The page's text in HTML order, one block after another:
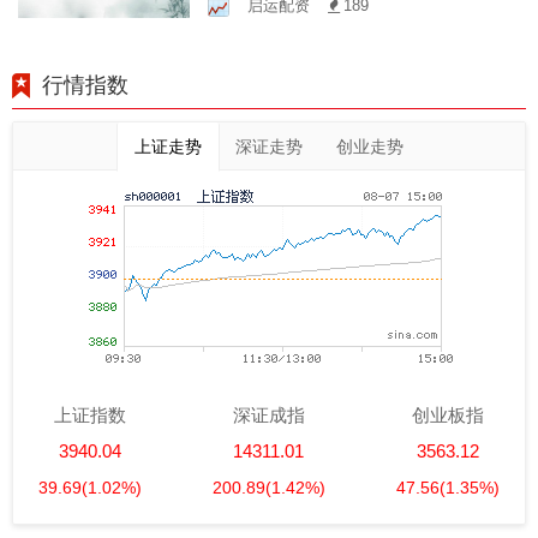
启运配资 189
行情指数
上证走势 深证走势 创业走势
上证指数
3940.04
39.69(1.02%)
深证成指
14311.01
200.89(1.42%)
创业板指
3563.12
47.56(1.35%)